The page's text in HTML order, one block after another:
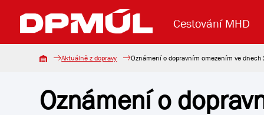
Cestování MHD
Uzavření mostu Dr. E. Beneše Koupit
Lanová dráha Reklama
Základní údaje Aktuality
Aktuálně z dopravy Oznámení o dopravním omezením ve
Oznámení o